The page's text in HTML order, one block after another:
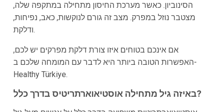
הסינוביון. כאשר מערכת החיסון מתחילה במתקפה שלה,
מצטבר נוזל במפרק. מצב זה גורם לנוקשות, כאב, נפיחות,
ודלקת.
אם אינכם בטוחים איזו צורת דלקת מפרקים יש לכם,
האפשרות הטובה ביותר היא לדבר עם המומחה שלכם ב-
Healthy Türkiye.
באיזה גיל מתחילה אוסטיאוארתריטיס בדרך כלל?